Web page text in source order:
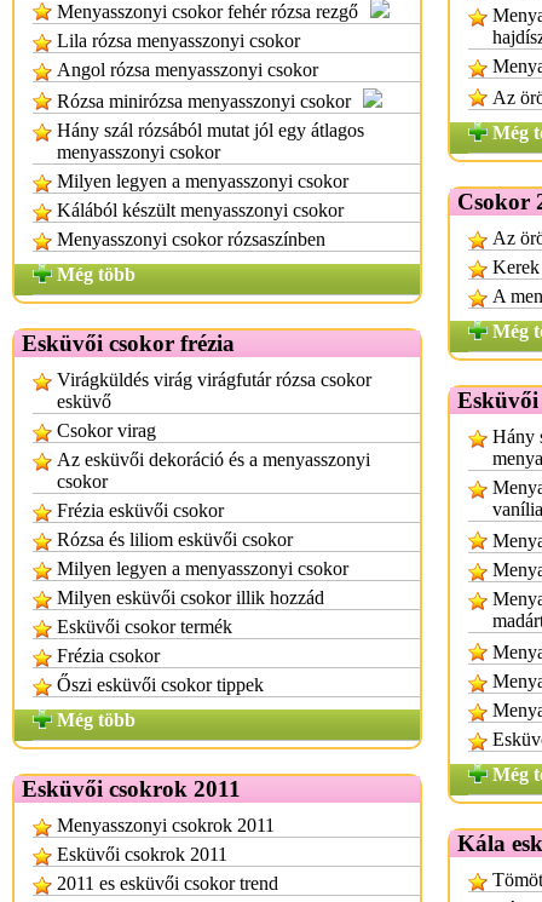
Menyasszonyi csokor fehér rózsa rezgő
Lila rózsa menyasszonyi csokor
Angol rózsa menyasszonyi csokor
Rózsa minirózsa menyasszonyi csokor
Hány szál rózsából mutat jól egy átlagos
menyasszonyi csokor
Milyen legyen a menyasszonyi csokor
Kálából készült menyasszonyi csokor
Menyasszonyi csokor rózsaszínben
Még több
Esküvői csokor frézia
Virágküldés virág virágfutár rózsa csokor
esküvő
Csokor virag
Az esküvői dekoráció és a menyasszonyi
csokor
Frézia esküvői csokor
Rózsa és liliom esküvői csokor
Milyen legyen a menyasszonyi csokor
Milyen esküvői csokor illik hozzád
Esküvői csokor termék
Frézia csokor
Őszi esküvői csokor tippek
Még több
Esküvői csokrok 2011
Menyasszonyi csokrok 2011
Esküvői csokrok 2011
2011 es esküvői csokor trend
Az
Még
Csokor
Az
Kerek
A
Még
Esküvői
Hány
Még
Kála